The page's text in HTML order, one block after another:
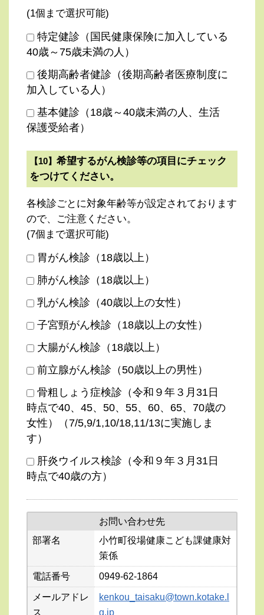
(1個まで選択可能)
特定健診（国民健康保険に加入している
40歳～75歳未満の人）
後期高齢者健診（後期高齢者医療制度に
加入している人）
基本健診（18歳～40歳未満の人、生活
保護受給者）
【10】 希望するがん検診等の項目にチェック
をつけてください。
各検診ごとに対象年齢等が設定されております
ので、ご注意ください。
(7個まで選択可能)
胃がん検診（18歳以上）
肺がん検診（18歳以上）
乳がん検診（40歳以上の女性）
子宮頸がん検診（18歳以上の女性）
大腸がん検診（18歳以上）
前立腺がん検診（50歳以上の男性）
骨粗しょう症検診（令和９年３月31日
時点で40、45、50、55、60、65、70歳の
女性）（7/5,9/1,10/18,11/13に実施しま
す）
肝炎ウイルス検診（令和９年３月31日
時点で40歳の方）
お問い合わせ先
部署名
小竹町役場健康こども課健康対
策係
電話番号 0949-62-1864
メールアドレ
ス
kenkou_taisaku@town.kotake.l
g.jp